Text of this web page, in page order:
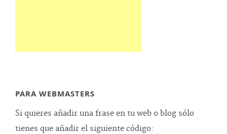
PARA WEBMASTERS
Si quieres añadir una frase en tu web o blog sólo
tienes que añadir el siguiente código: